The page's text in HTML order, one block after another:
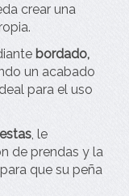
crear una
bordado,
un acabado
para el uso
, le
de prendas y la
que su peña